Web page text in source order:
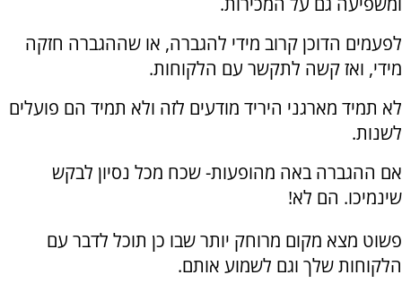
לפעמים הדוכן קרוב מידי להגברה, או שההגברה חזקה
מידי, ואז קשה לתקשר עם הלקוחות.
לא תמיד מארגני היריד מודעים לזה ולא תמיד הם פועלים
לשנות.
אם ההגברה באה מהופעות- שכח מכל נסיון לבקש
שינמיכו. הם לא!
פשוט מצא מקום מרוחק יותר שבו כן תוכל לדבר עם
הלקוחות שלך וגם לשמוע אותם.